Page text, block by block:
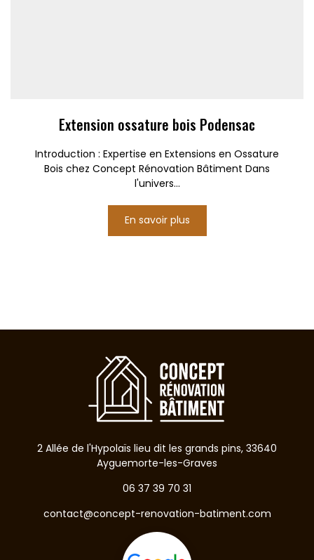
Extension ossature bois Podensac
Introduction : Expertise en Extensions en Ossature
Bois chez Concept Rénovation Bâtiment Dans
l'univers...
En savoir plus
2 Allée de l'Hypolaïs lieu dit les grands pins, 33640
Ayguemorte-les-Graves
06 37 39 70 31
contact@concept-renovation-batiment.com